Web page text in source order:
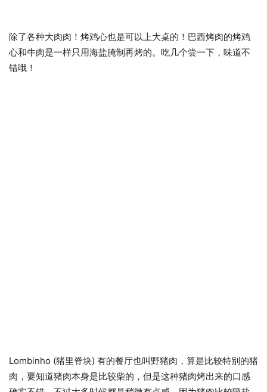
除了各种大肉肉！烤鸡心也是可以上大桌的！巴西烤肉的烤鸡
心和牛肉是一样只用海盐腌制再烤的。吃几个尝一下，味道不
错哦！
Lombinho (猪里脊块) 有的餐厅也叫野猪肉，算是比较特别的猪
肉，要知道猪肉本身是比较柴的，但是这种猪肉烤出来的口感